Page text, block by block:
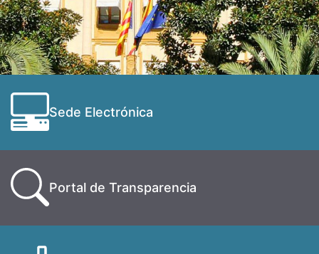
Sede Electrónica
Portal de Transparencia